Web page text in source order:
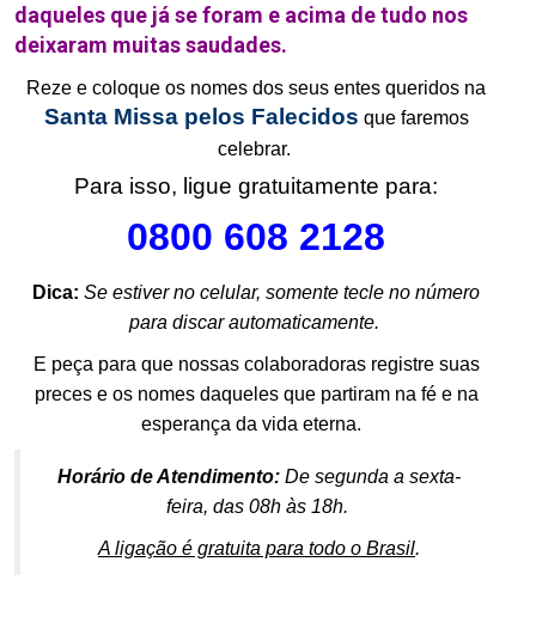
daqueles que já se foram e acima de tudo nos
deixaram muitas saudades.
Reze e coloque os nomes dos seus entes queridos na
Santa Missa pelos Falecidos que faremos
celebrar.
Para isso, ligue gratuitamente para:
0800 608 2128
Dica: Se estiver no celular, somente tecle no número
para discar automaticamente.
E peça para que nossas colaboradoras registre suas
preces e os nomes daqueles que partiram na fé e na
esperança da vida eterna.
Horário de Atendimento: De segunda a sexta-
feira, das 08h às 18h.
A ligação é gratuita para todo o Brasil.